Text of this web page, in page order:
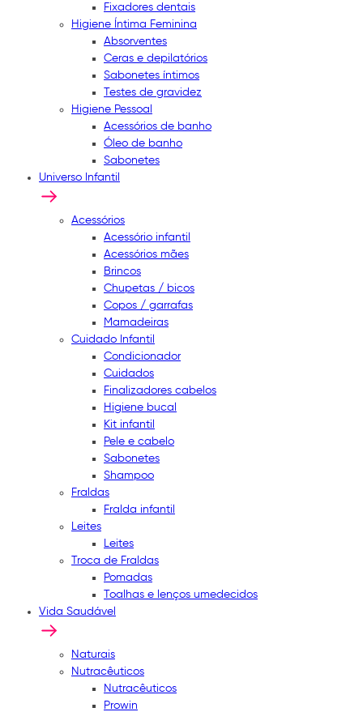
Fixadores dentais
Higiene Íntima Feminina
Absorventes
Ceras e depilatórios
Sabonetes íntimos
Testes de gravidez
Higiene Pessoal
Acessórios de banho
Óleo de banho
Sabonetes
Universo Infantil
Acessórios
Acessório infantil
Acessórios mães
Brincos
Chupetas / bicos
Copos / garrafas
Mamadeiras
Cuidado Infantil
Condicionador
Cuidados
Finalizadores cabelos
Higiene bucal
Kit infantil
Pele e cabelo
Sabonetes
Shampoo
Fraldas
Fralda infantil
Leites
Leites
Troca de Fraldas
Pomadas
Toalhas e lenços umedecidos
Vida Saudável
Naturais
Nutracêuticos
Nutracêuticos
Prowin